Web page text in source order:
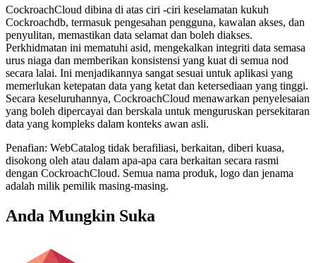
CockroachCloud dibina di atas ciri -ciri keselamatan kukuh
Cockroachdb, termasuk pengesahan pengguna, kawalan akses, dan
penyulitan, memastikan data selamat dan boleh diakses.
Perkhidmatan ini mematuhi asid, mengekalkan integriti data semasa
urus niaga dan memberikan konsistensi yang kuat di semua nod
secara lalai. Ini menjadikannya sangat sesuai untuk aplikasi yang
memerlukan ketepatan data yang ketat dan ketersediaan yang tinggi.
Secara keseluruhannya, CockroachCloud menawarkan penyelesaian
yang boleh dipercayai dan berskala untuk menguruskan persekitaran
data yang kompleks dalam konteks awan asli.
Penafian: WebCatalog tidak berafiliasi, berkaitan, diberi kuasa,
disokong oleh atau dalam apa-apa cara berkaitan secara rasmi
dengan CockroachCloud. Semua nama produk, logo dan jenama
adalah milik pemilik masing-masing.
Anda Mungkin Suka